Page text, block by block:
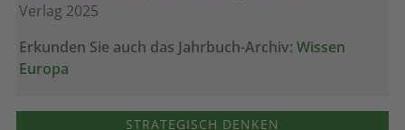
Verlag 2025
Erkunden Sie auch das Jahrbuch-Archiv: Wissen
Europa
STRATEGISCH DENKEN